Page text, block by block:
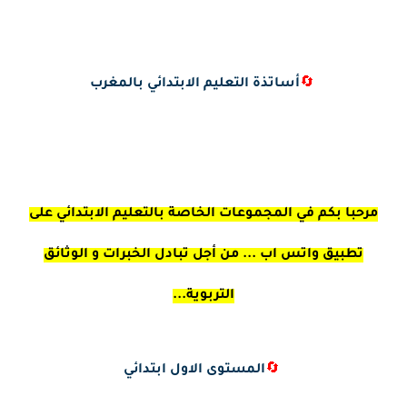
🔄أساتذة التعليم الابتدائي بالمغرب
مرحبا بكم في المجموعات الخاصة بالتعليم الابتدائي على
تطبيق واتس اب ... من أجل تبادل الخبرات و الوثائق
التربوية...
🔄المستوى الاول ابتدائي